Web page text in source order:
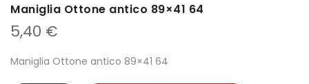
Maniglia Ottone antico 89×41 64
5,40 €
Maniglia Ottone antico 89×41 64